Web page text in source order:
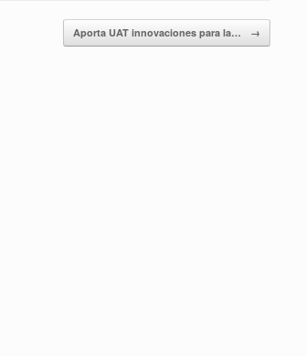
Aporta UAT innovaciones para la… →